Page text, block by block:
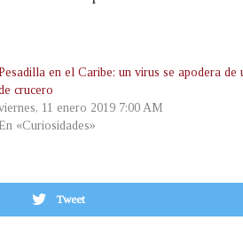
en el Caribe: un virus se apodera de
crucero
11 enero 2019 7:00 AM
En «Curiosidades»
Tweet